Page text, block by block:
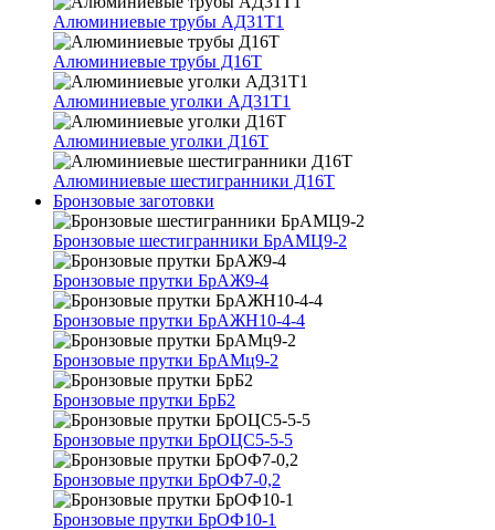
Алюминиевые трубы АД31Т1
Алюминиевые трубы Д16Т
Алюминиевые уголки АД31Т1
Алюминиевые уголки Д16Т
Алюминиевые шестигранники Д16Т
Бронзовые заготовки
Бронзовые шестигранники БрАМЦ9-2
Бронзовые прутки БрАЖ9-4
Бронзовые прутки БрАЖН10-4-4
Бронзовые прутки БрАМц9-2
Бронзовые прутки БрБ2
Бронзовые прутки БрОЦС5-5-5
Бронзовые прутки БрОФ7-0,2
Бронзовые прутки БрОФ10-1